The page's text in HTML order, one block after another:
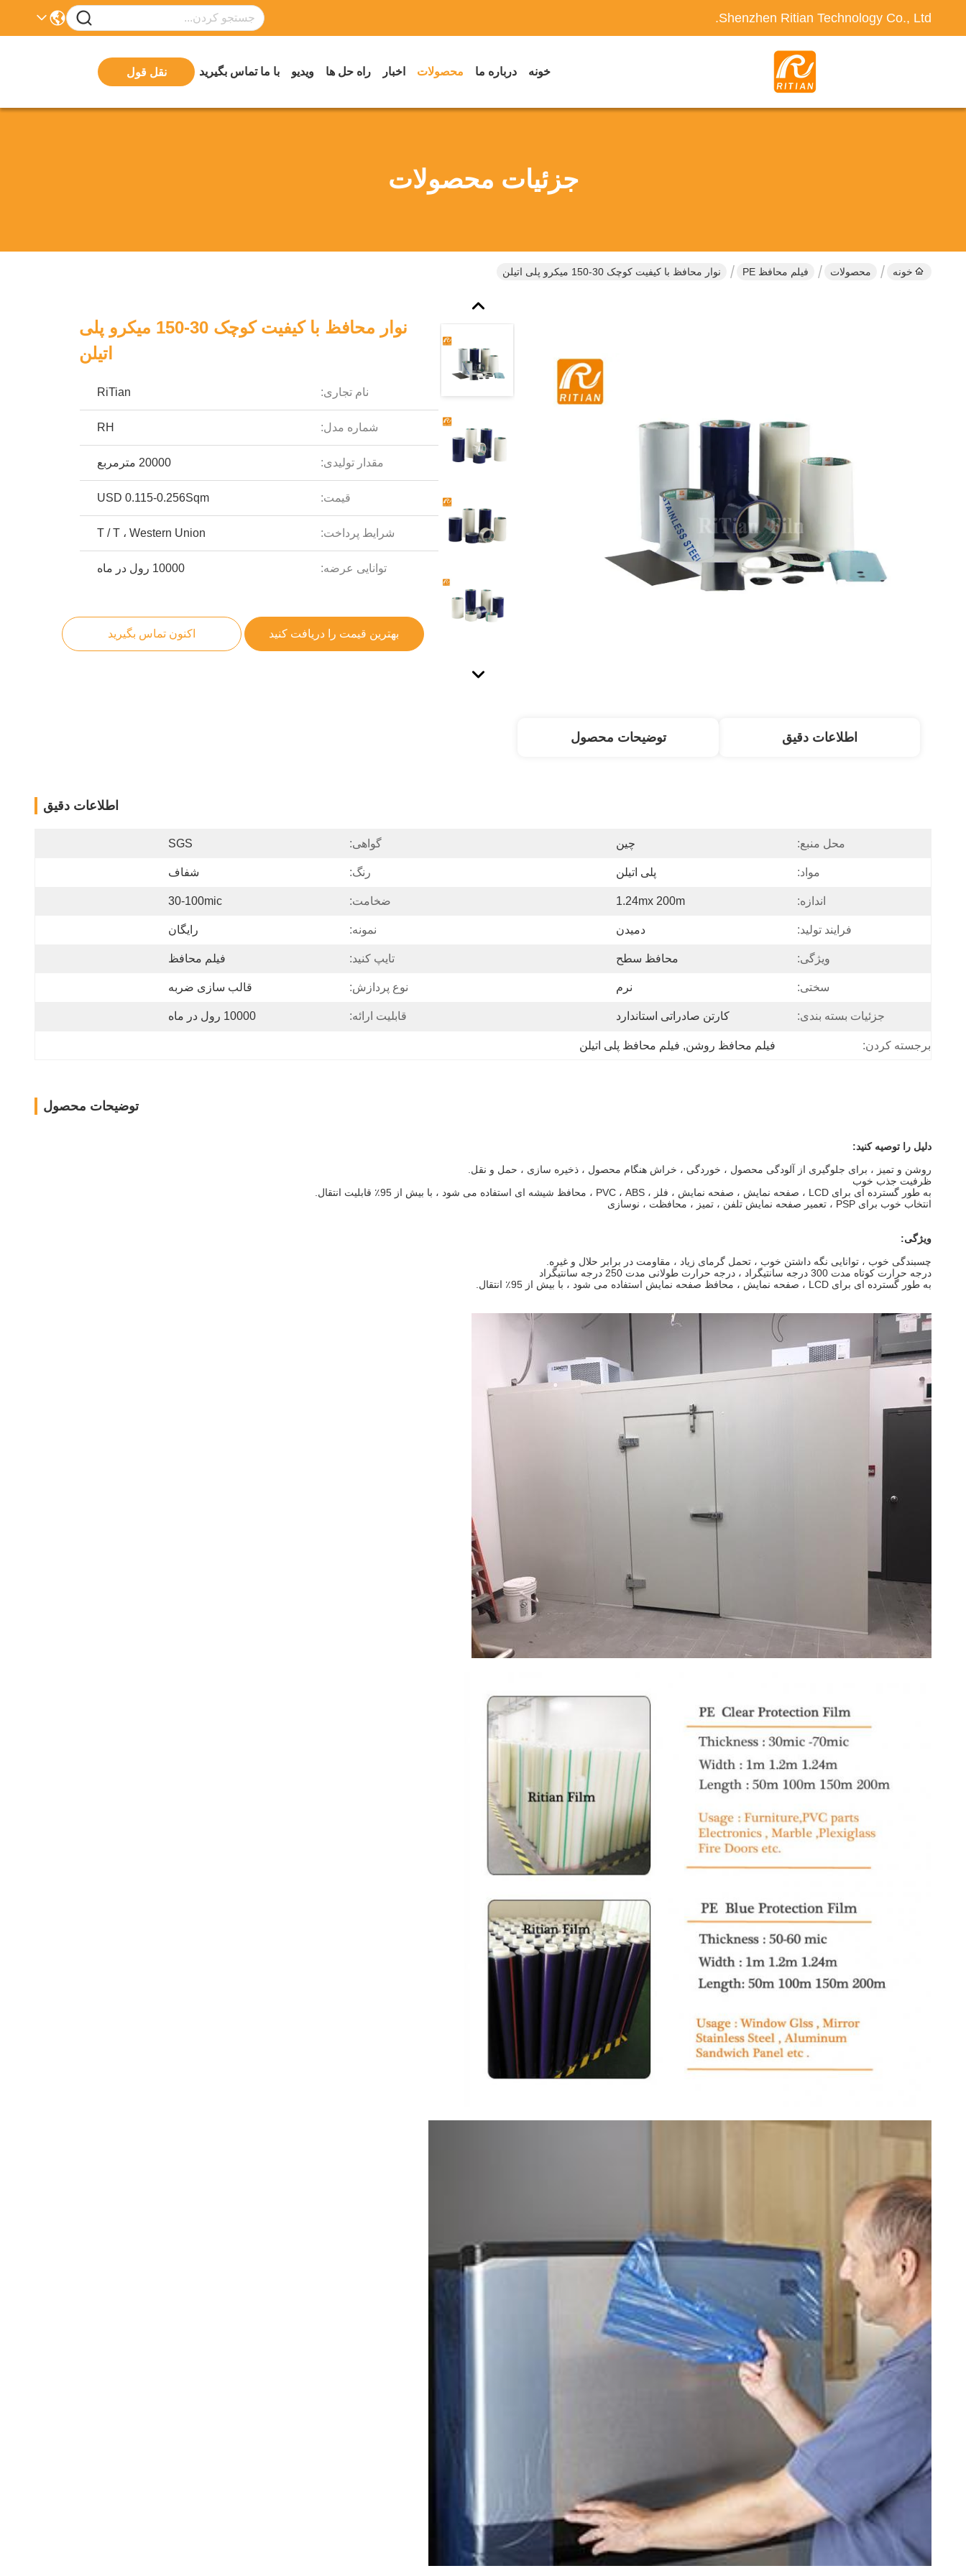
Shenzhen Ritian Technology Co., Ltd.
خونه درباره ما محصولات اخبار راه حل ها ویدیو با ما تماس بگیرید نقل قول
جزئیات محصولات
خونه محصولات فیلم محافظ PE نوار محافظ با کیفیت کوچک 30-150 میکرو پلی اتیلن
نوار محافظ با کیفیت کوچک 30-150 میکرو پلی
اتیلن
نام تجاری: RiTian
شماره مدل: RH
مقدار تولیدی: 20000 مترمربع
قیمت: USD 0.115-0.256Sqm
شرایط پرداخت: T / T ، Western Union
توانایی عرضه: 10000 رول در ماه
بهترین قیمت را دریافت کنید اکنون تماس بگیرید
اطلاعات دقیق توضیحات محصول
اطلاعات دقیق
محل منبع: چین گواهی: SGS
مواد: پلی اتیلن رنگ: شفاف
اندازه: 1.24mx 200m ضخامت: 30-100mic
فرایند تولید: دمیدن نمونه: رایگان
ویژگی: محافظ سطح تایپ کنید: فیلم محافظ
سختی: نرم نوع پردازش: قالب سازی ضربه
جزئیات بسته بندی: کارتن صادراتی استاندارد قابلیت ارائه: 10000 رول در ماه
برجسته کردن: فیلم محافظ روشن, فیلم محافظ پلی اتیلن
توضیحات محصول
دلیل را توصیه کنید:
روشن و تمیز ، برای جلوگیری از آلودگی محصول ، خوردگی ، خراش هنگام محصول ، ذخیره سازی ، حمل و نقل.
ظرفیت جذب خوب
به طور گسترده ای برای LCD ، صفحه نمایش ، صفحه نمایش ، فلز ، PVC ، ABS ، محافظ شیشه ای استفاده می شود ، با بیش از 95٪ قابلیت انتقال.
انتخاب خوب برای PSP ، تعمیر صفحه نمایش تلفن ، تمیز ، محافظت ، نوسازی
ویژگی:
چسبندگی خوب ، توانایی نگه داشتن خوب ، تحمل گرمای زیاد ، مقاومت در برابر حلال و غیره.
درجه حرارت کوتاه مدت 300 درجه سانتیگراد ، درجه حرارت طولانی مدت 250 درجه سانتیگراد
به طور گسترده ای برای LCD ، صفحه نمایش ، محافظ صفحه نمایش استفاده می شود ، با بیش از 95٪ انتقال.